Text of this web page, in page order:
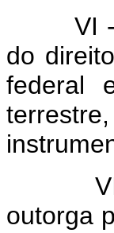
VI -
do
federal
VII -
outorga